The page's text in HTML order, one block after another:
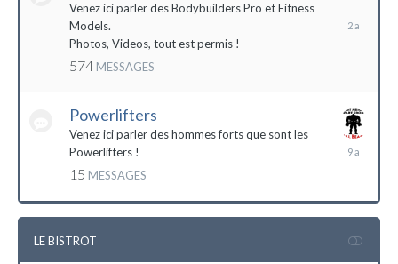
Venez ici parler des Bodybuilders Pro et Fitness
Models.
Photos, Videos, tout est permis !
574 MESSAGES
2021
Powerlifters
Venez ici parler des hommes forts que sont les
Powerlifters !
15 MESSAGES
LE BISTROT